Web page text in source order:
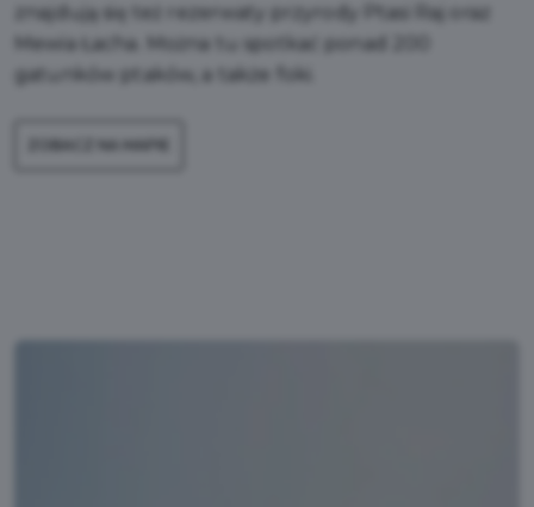
znajdują się też rezerwaty przyrody Ptasi Raj oraz
Mewia Łacha. Można tu spotkać ponad 200
gatunków ptaków, a także foki.